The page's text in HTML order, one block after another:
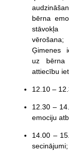
bērna
stāvokļa
vērošana;
Ģimenes
uz bērna
attiecību
12.10 –
12.30 –
emociju
14.00 –